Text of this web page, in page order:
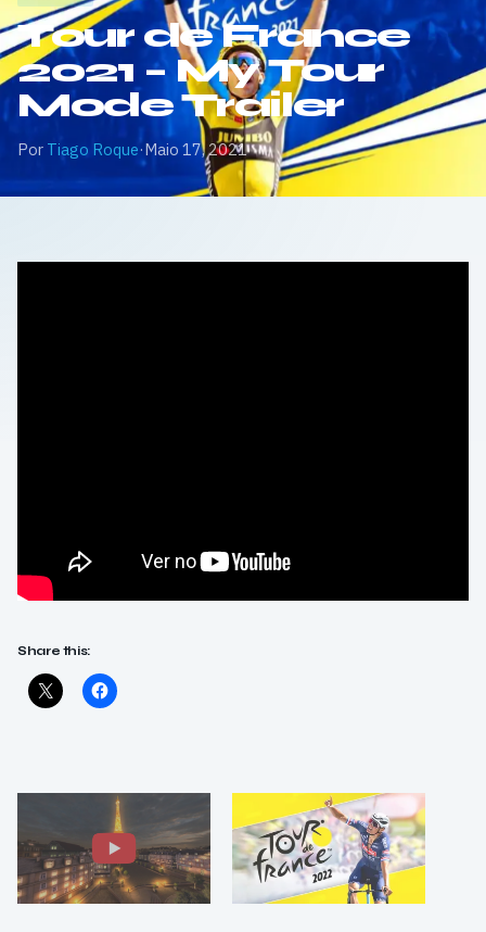
Tour de France
2021 – My Tour
Mode Trailer
Por Tiago Roque·Maio 17, 2021
Share this: